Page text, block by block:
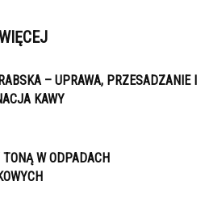
– UPRAWA, PRZESADZANIE I
KAWY
TONĄ W ODPADACH